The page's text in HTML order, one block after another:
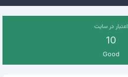
اعتبار در سایت
10
Good